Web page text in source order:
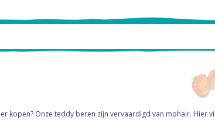
kopen? Onze teddy beren zijn vervaardigd van mohair. Hier